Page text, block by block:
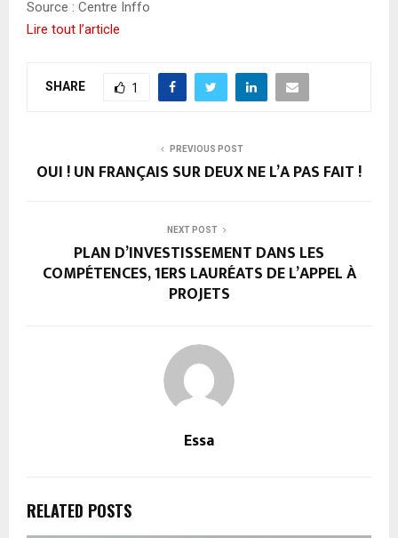
Source : Centre Inffo
Lire tout l’article
SHARE 1
PREVIOUS POST
OUI ! UN FRANÇAIS SUR DEUX NE L’A PAS FAIT !
NEXT POST
PLAN D’INVESTISSEMENT DANS LES
COMPÉTENCES, 1ERS LAURÉATS DE L’APPEL À
PROJETS
Essa
RELATED POSTS